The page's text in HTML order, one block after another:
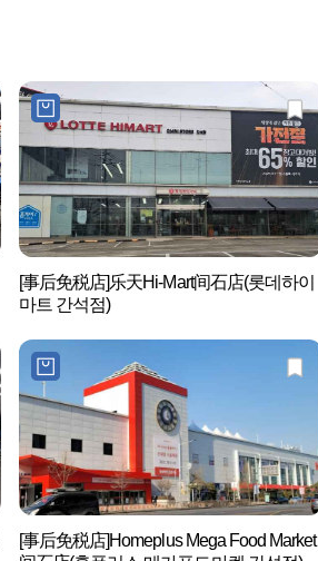
[事后免税店]乐天Hi-Mart间石店(롯데하이
마트 간석점)
[事后免税店]Homeplus Mega Food Market